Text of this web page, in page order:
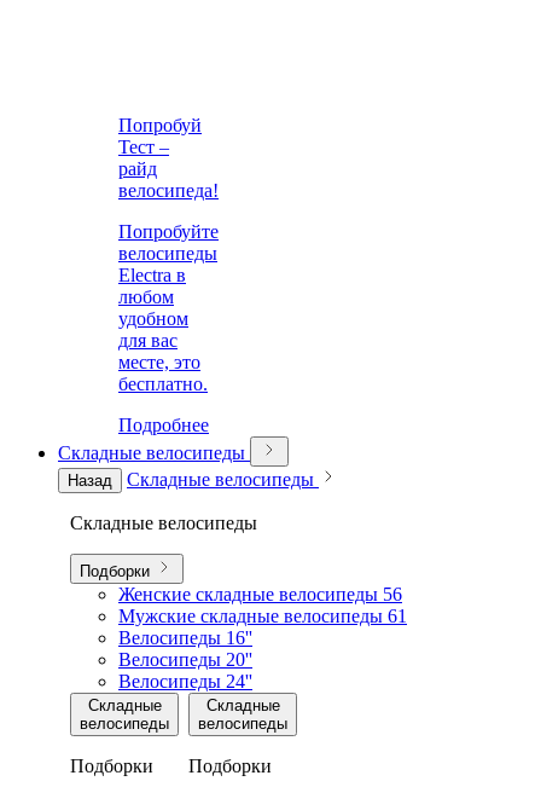
Попробуй
Тест –
райд
велосипеда!
Попробуйте
велосипеды
Electra в
любом
удобном
для вас
месте, это
бесплатно.
Подробнее
Складные велосипеды
Назад Складные велосипеды
Складные велосипеды
Подборки
Женские складные велосипеды 56
Мужские складные велосипеды 61
Велосипеды 16''
Велосипеды 20''
Велосипеды 24''
Складные
велосипеды
Подборки
Складные
велосипеды
Подборки